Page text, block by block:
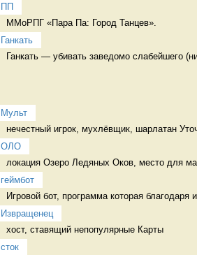
ПП
ММоРПГ «Пара Па: Город Танцев».
Ганкать
Ганкать — убивать заведомо слабейшего
Мульт
нечестный игрок, мухлёвщик, шарлатан
ОЛО
локация Озеро Ледяных Оков, место для
геймбот
Игровой бот, программа которая благодаря
Извращенец
хост, ставящий непопулярные Карты
сток